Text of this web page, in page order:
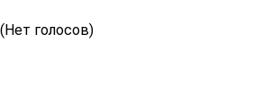
(Нет голосов)